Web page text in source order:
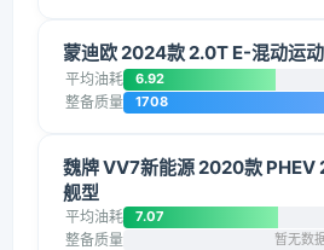
蒙迪欧 2024款 2.0T E-混动运
平均油耗 6.92
整备质量 1708
魏牌 VV7新能源 2020款 PHEV
舰型
平均油耗 7.07
整备质量 暂无数